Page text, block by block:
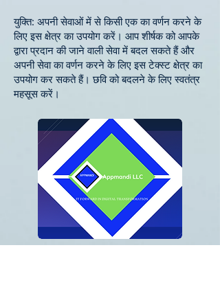
युक्ति: अपनी सेवाओं में से किसी एक का वर्णन करने के
लिए इस क्षेत्र का उपयोग करें। आप शीर्षक को आपके
द्वारा प्रदान की जाने वाली सेवा में बदल सकते हैं और
अपनी सेवा का वर्णन करने के लिए इस टेक्स्ट क्षेत्र का
उपयोग कर सकते हैं। छवि को बदलने के लिए स्वतंत्र
महसूस करें।